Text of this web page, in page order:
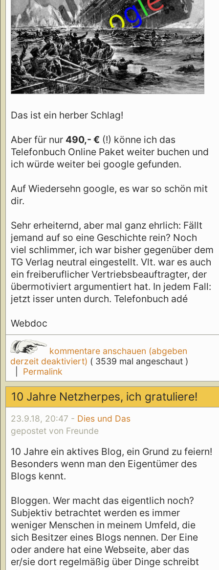
Das ist ein herber Schlag!
Aber für nur 490,- € (!) könne ich das
Telefonbuch Online Paket weiter buchen und
ich würde weiter bei google gefunden.
Auf Wiedersehn google, es war so schön mit
dir.
Sehr erheiternd, aber mal ganz ehrlich: Fällt
jemand auf so eine Geschichte rein? Noch
viel schlimmer, ich war bisher gegenüber dem
TG Verlag neutral eingestellt. Vlt. war es auch
ein freiberuflicher Vertriebsbeauftragter, der
übermotiviert argumentiert hat. In jedem Fall:
jetzt isser unten durch. Telefonbuch adé
Webdoc
kommentare anschauen (abgeben
derzeit deaktiviert) ( 3539 mal angeschaut )
Permalink
10 Jahre Netzherpes, ich gratuliere!
23.9.18, 20:47 - Dies und Das
gepostet von Freunde
10 Jahre ein aktives Blog, ein Grund zu feiern!
Besonders wenn man den Eigentümer des
Blogs kennt.
Bloggen. Wer macht das eigentlich noch?
Subjektiv betrachtet werden es immer
weniger Menschen in meinem Umfeld, die
sich Besitzer eines Blogs nennen. Der Eine
oder andere hat eine Webseite, aber das
er/sie dort regelmäßig über Dinge schreibt